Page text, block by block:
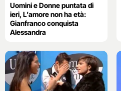
Uomini e Donne puntata di
ieri, L’amore non ha età:
Gianfranco conquista
Alessandra